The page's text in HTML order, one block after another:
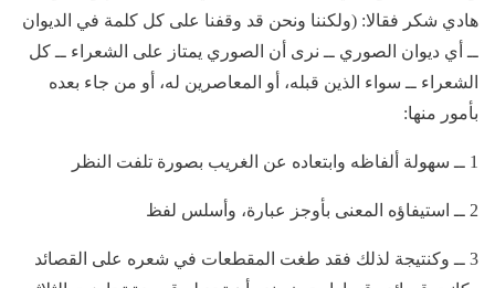
هادي شكر فقالا: (ولكننا ونحن قد وقفنا على كل كلمة في الديوان
ــ أي ديوان الصوري ــ نرى أن الصوري يمتاز على الشعراء ــ كل
الشعراء ــ سواء الذين قبله، أو المعاصرين له، أو من جاء بعده
بأمور منها:
1 ــ سهولة ألفاظه وابتعاده عن الغريب بصورة تلفت النظر
2 ــ استيفاؤه المعنى بأوجز عبارة، وأسلس لفظ
3 ــ وكنتيجة لذلك فقد طغت المقطعات في شعره على القصائد